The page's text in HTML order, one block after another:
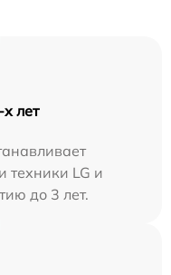
лет
техники LG и
до 3 лет.